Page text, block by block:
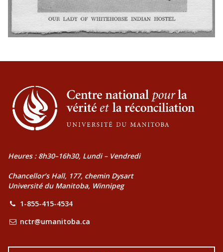
Heures : 8h30–16h30, Lundi – Vendredi
Chancellor’s Hall, 177, chemin Dysart
Université du Manitoba, Winnipeg
1-855-415-4534
nctr@umanitoba.ca